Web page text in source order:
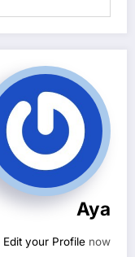
Aya
Edit your Profile now.